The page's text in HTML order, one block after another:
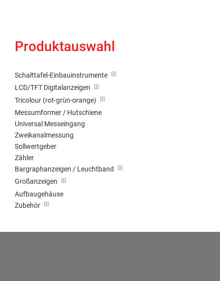
Produktauswahl
Schalttafel-Einbauinstrumente
LCD/TFT Digitalanzeigen
Tricolour (rot-grün-orange)
Messumformer / Hutschiene
Universal Messeingang
Zweikanalmessung
Sollwertgeber
Zähler
Bargraphanzeigen / Leuchtband
Großanzeigen
Aufbaugehäuse
Zubehör